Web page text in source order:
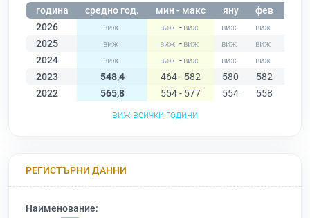
година средно год. мин - макс яну фев
2026
-
2025
-
2024
-
2023
548,4 464 - 582 580 582
2022
565,8 554 - 577 554 558
виж всички години
РЕГИСТЪРНИ ДАННИ
Наименование: